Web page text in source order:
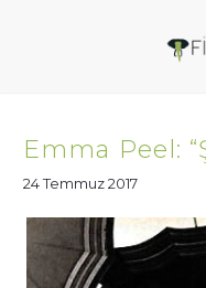
Emma Peel:
24 Temmuz 2017